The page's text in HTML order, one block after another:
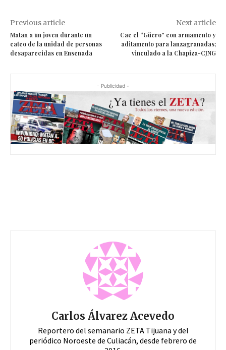
Previous article
Matan a un joven durante un
cateo de la unidad de personas
desaparecidas en Ensenada
Next article
Cae el “Güero” con armamento y
aditamento para lanzagranadas;
vinculado a la Chapiza-CJNG
- Publicidad -
Carlos Álvarez Acevedo
Reportero del semanario ZETA Tijuana y del
periódico Noroeste de Culiacán, desde febrero de